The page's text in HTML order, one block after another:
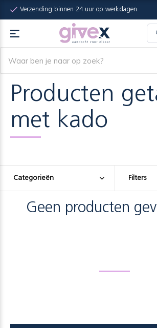
Verzending binnen 24 uur op werkdagen
Producten
met kado
Categorieën Filters
Geen producten